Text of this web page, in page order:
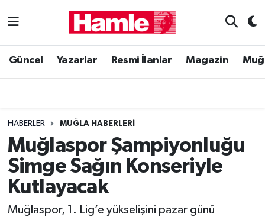
Güncel Yazarlar Resmi İlanlar Magazin
HABERLER MUĞLA HABERLERI
Muğlaspor Şampiyonluğu
Simge Sağın Konseriyle
Kutlayacak
Muğlaspor, 1. Lig’e yükselişini pazar günü
Güncel
Magazin
Muğla Haber
Siyaset
Muğla Nöbetçi Eczaneler
Muğla Trafik Yoğunluk Haritası
Süper Lig Puan Durumu ve Fikstür
Tüm Manşetler